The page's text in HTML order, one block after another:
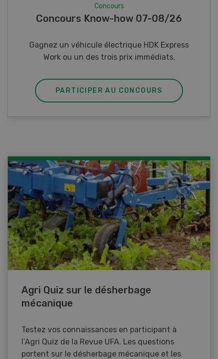
Photo mystère 07-08/26
Gagnez l’un des cinq couteaux de poche LANDI
PARTICIPER AU CONCOURS
Agri Quiz sur le désherbage
mécanique
Testez vos connaissances en participant à
l’Agri Quiz de la Revue UFA. Les questions
portent sur le désherbage mécanique et les